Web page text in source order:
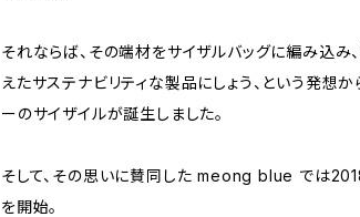
それならば、その端材をサイザルバッグに編み込み
えたサステナビリティな製品にしょう、という発想
ーのサイザイルが誕生しました。
そして、その思いに賛同した meong blue では
を開始。